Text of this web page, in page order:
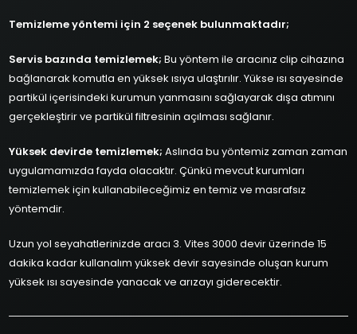
Temizleme yöntemi için 2 seçenek bulunmaktadır;
Servis bazında temizlemek; Bu yöntem ile aracınız clip cihazına
bağlanarak komutla en yüksek ısıya ulaştırılır. Yükse ısı sayesinde
partikül içerisindeki kurumun yanmasını sağlayarak dışa atımını
gerçekleştirir ve partikül filtresinin açılması sağlanır.
Yüksek devirde temizlemek; Aslında bu yöntemiz zaman zaman
uygulamamızda fayda olacaktır. Çünkü mevcut kurumları
temizlemek için kullanabileceğimiz en temiz ve masrafsız
yöntemdir.
Uzun yol seyahatlerinizde aracı 3. Vites 3000 devir üzerinde 15
dakika kadar kullanalım yüksek devir sayesinde oluşan kurum
yüksek ısı sayesinde yanacak ve arızayı giderecektir.